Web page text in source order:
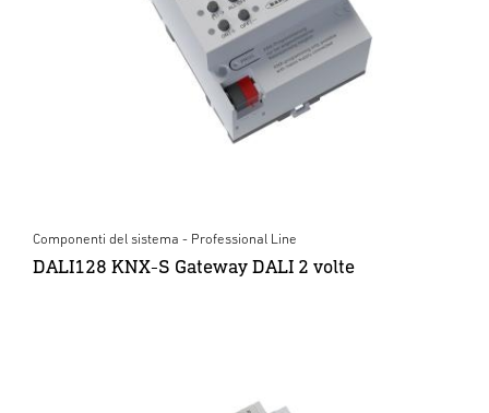
Componenti del sistema - Professional Line
DALI128 KNX-S Gateway DALI 2 volte